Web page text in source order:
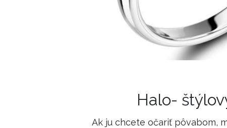
Halo-
Ak ju chcete očariť pôvabom,